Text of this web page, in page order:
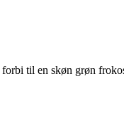
til en skøn grøn